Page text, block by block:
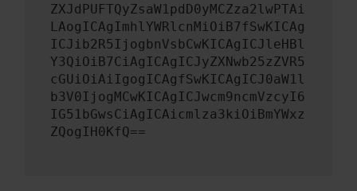
ZXJdPUFTQyZsaW1pdD0yMCZza2lwPTAi
LAogICAgImhlYWRlcnMiOiB7fSwKICAg
ICJib2R5IjogbnVsbCwKICAgICJleHBl
Y3QiOiB7CiAgICAgICJyZXNwb25zZVR5
cGUiOiAiIgogICAgfSwKICAgICJ0aW1l
b3V0IjogMCwKICAgICJwcm9ncmVzcyI6
IG51bGwsCiAgICAicmlza3kiOiBmYWxz
ZQogIH0KfQ==